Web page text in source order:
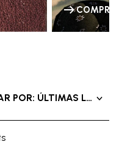
POR: ÚLTIMAS